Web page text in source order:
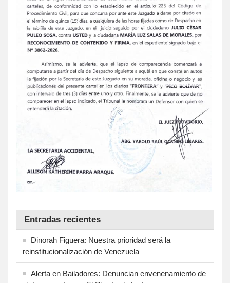
Entradas recientes
Dinorah Figuera: Nuestra prioridad será la
reinstitucionalización de Venezuela
Alerta en Bailadores: Denuncian envenenamiento de